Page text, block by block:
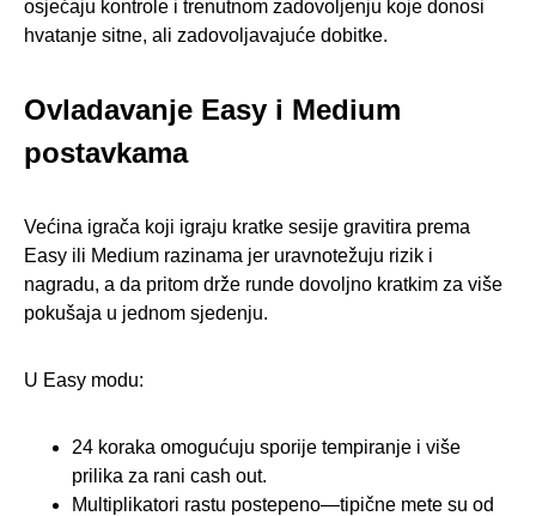
osjećaju kontrole i trenutnom zadovoljenju koje donosi
hvatanje sitne, ali zadovoljavajuće dobitke.
Ovladavanje Easy i Medium
postavkama
Većina igrača koji igraju kratke sesije gravitira prema
Easy ili Medium razinama jer uravnotežuju rizik i
nagradu, a da pritom drže runde dovoljno kratkim za više
pokušaja u jednom sjedenju.
U Easy modu:
24 koraka omogućuju sporije tempiranje i više
prilika za rani cash out.
Multiplikatori rastu postepeno—tipične mete su od